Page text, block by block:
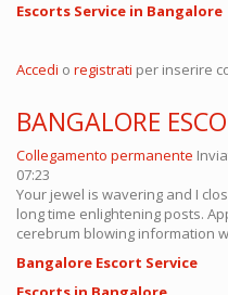
Escorts Service in Bangalore
Accedi o registrati per inserire
BANGALORE
Collegamento permanente
07:23
Your jewel is wavering and I
long time enlightening posts.
cerebrum blowing information
Bangalore Escort Service